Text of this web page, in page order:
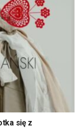
się z